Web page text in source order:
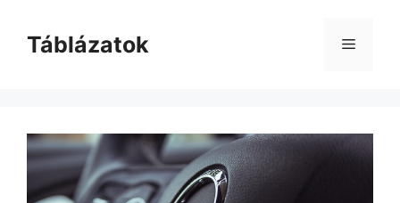
tartalomba
Táblázatok Menü